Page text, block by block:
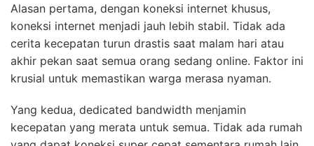
Alasan pertama, dengan koneksi internet khusus,
koneksi internet menjadi jauh lebih stabil. Tidak ada
cerita kecepatan turun drastis saat malam hari atau
akhir pekan saat semua orang sedang online. Faktor ini
krusial untuk memastikan warga merasa nyaman.
Yang kedua, dedicated bandwidth menjamin
kecepatan yang merata untuk semua. Tidak ada rumah